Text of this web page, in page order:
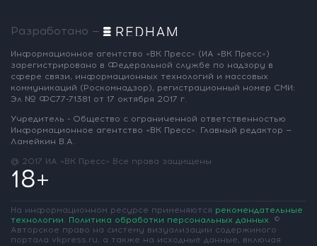
Разработано —
Информационное агентство «ВК Пресс» (ИА «ВК Пресс»)
зарегистрировано в Федеральной службе по надзору в
сфере связи, информационных технологий и массовых
коммуникаций (Роскомнадзор), регистрационный номер СМИ:
Эл № ФС77-71381 от 17 октября 2017 г.
Учредитель - Общество с ограниченной ответственностью
Информационное агентство «ВК Пресс». Главный редактор —
Ламейкин В.А.
@ 2017 ИА «ВК Пресс» Все права защищены
18+
На информационном ресурсе применяются рекомендательные
технологии. Политика обработки персональных данных. ©
Авторское право на систему визуализации содержимого
портала vkpress.ru, а также на исходные данные, включая